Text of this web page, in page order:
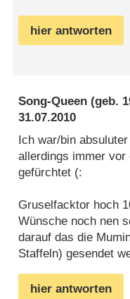
hier antworten
Song-Queen (geb.
31.07.2010
Ich war/bin
allerdings immer
gefürchtet (:
Gruselfacktor hoch
Wünsche noch nen
darauf das die
Staffeln) gesendet
hier antworten